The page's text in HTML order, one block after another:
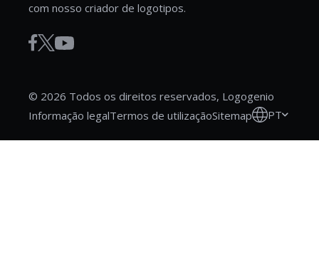
com nosso criador de logotipos.
© 2026 Todos os direitos reservados, Logogenio
Informação legalTermos de utilizaçãoSitemap PT